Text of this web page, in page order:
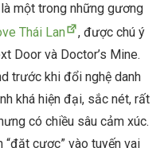
một trong những gương
Thái Lan
, được chú ý
Door và Doctor’s Mine.
trước khi đổi nghệ danh
khá hiện đại, sắc nét, rất
có chiều sâu cảm xúc.
cược” vào tuyến vai